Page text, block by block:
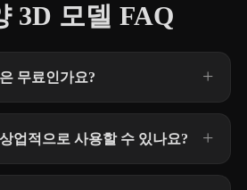
3D 모델 FAQ
무료인가요?
업적으로 사용할 수 있나요?